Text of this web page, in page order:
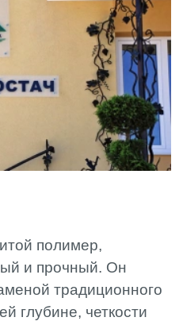
полимер,
и прочный. Он
традиционного
глубине, четкости